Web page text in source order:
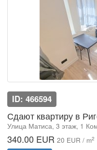
ID: 466594
Сдают квартиру в
Улица Матиса, 3 этаж, 1
340.00 EUR 20 EUR / m2